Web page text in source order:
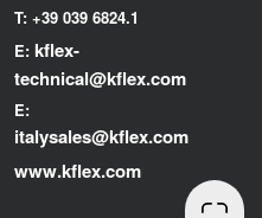
T: +39 039 6824.1
E: kflex-
technical@kflex.com
E:
italysales@kflex.com
www.kflex.com